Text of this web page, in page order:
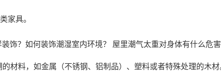
家具。
材料，如金属（不锈钢、铝制品）、塑料或者特殊处理的木材